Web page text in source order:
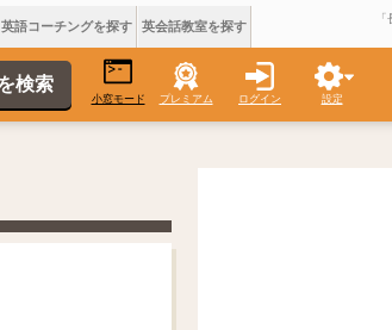
英語コーチングを探す 英会話教室を探す
小窓モード プレミアム ログイン 設定